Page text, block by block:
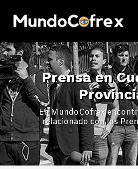
Prensa en
En MundoCofrex
relacionado con los